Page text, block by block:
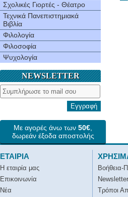
Σχολικές Γιορτές - Θέατρο
Τεχνικά Πανεπιστημιακά
Βιβλία
Φιλολογία
Φιλοσοφία
Ψυχολογία
NEWSLETTER
Εγγραφή
Με αγορές άνω των 50€
δωρεάν έξοδα αποστολής
ΕΤΑΙΡΙΑ
Η εταιρία μας
Επικοινωνία
Νέα
Βοήθεια-
Newsletter
Τρόποι